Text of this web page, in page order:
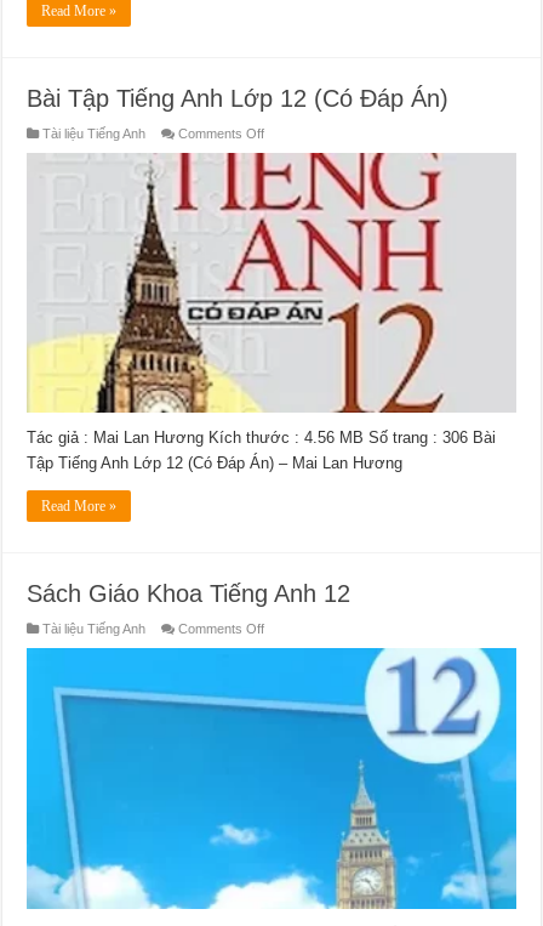
Read More »
Bài Tập Tiếng Anh Lớp 12 (Có Đáp Án)
Tài liệu Tiếng Anh Comments Offon
Tiếng
Lớp
12
(Có
Đáp
Án)
Tác giả : Mai Lan Hương Kích thước : 4.56 MB Số trang : 306 Bài
Tập Tiếng Anh Lớp 12 (Có Đáp Án) – Mai Lan Hương
Read More »
Sách Giáo Khoa Tiếng Anh 12
Tài liệu Tiếng Anh Comments Offon
Anh
12